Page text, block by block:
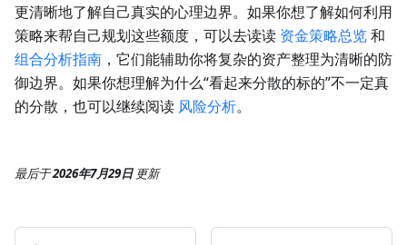
更清晰地了解自己真实的心理边界。如果你想了解如何利用
策略来帮自己规划这些额度，可以去读读 资金策略总览和
组合分析指南 ，它们能辅助你将复杂的资产整理为清晰的防
御边界。如果你想理解为什么“看起来分散的标的”不一定真
的分散，也可以继续阅读 风险分析。
最后于2026年7月29日 更新